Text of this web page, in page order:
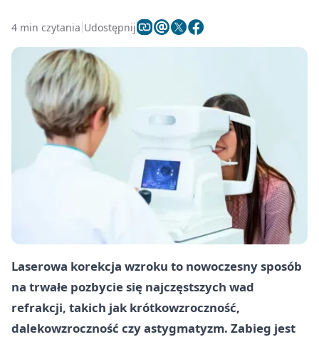
4 min czytania Udostępnij
Laserowa korekcja wzroku to nowoczesny sposób
na trwałe pozbycie się najczęstszych wad
refrakcji, takich jak krótkowzroczność,
dalekowzroczność czy astygmatyzm. Zabieg jest